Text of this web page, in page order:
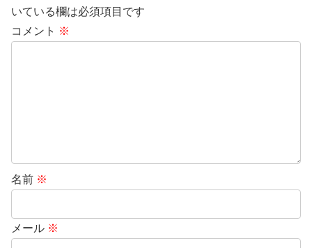
いている欄は必須項目です
コメント ※
名前 ※
メール ※